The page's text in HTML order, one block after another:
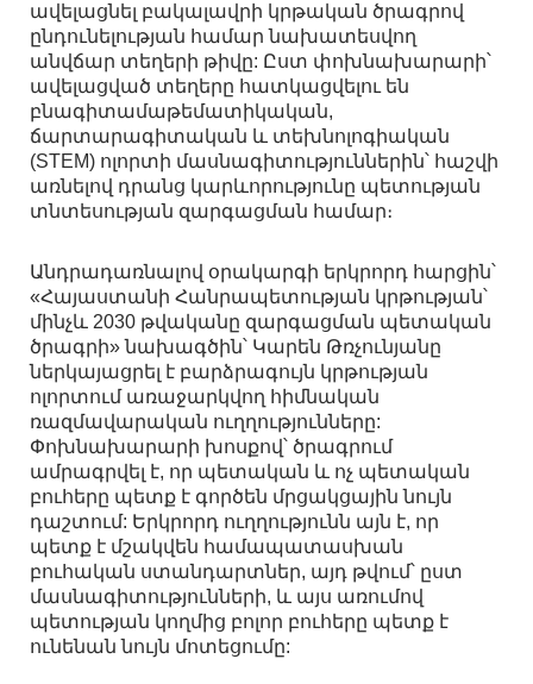
ավելացնել բակալավրի կրթական ծրագրով
ընդունելության համար նախատեսվող
անվճար տեղերի թիվը: Ըստ փոխնախարարի՝
ավելացված տեղերը հատկացվելու են
բնագիտամաթեմատիկական,
ճարտարագիտական և տեխնոլոգիական
(STEM) ոլորտի մասնագիտություններին՝ հաշվի
առնելով դրանց կարևորությունը պետության
տնտեսության զարգացման համար։
Անդրադառնալով օրակարգի երկրորդ հարցին՝
«Հայաստանի Հանրապետության կրթության՝
մինչև 2030 թվականը զարգացման պետական
ծրագրի» նախագծին՝ Կարեն Թռչունյանը
ներկայացրել է բարձրագույն կրթության
ոլորտում առաջարկվող հիմնական
ռազմավարական ուղղությունները:
Փոխնախարարի խոսքով՝ ծրագրում
ամրագրվել է, որ պետական և ոչ պետական
բուհերը պետք է գործեն մրցակցային նույն
դաշտում: Երկրորդ ուղղությունն այն է, որ
պետք է մշակվեն համապատասխան
բուհական ստանդարտներ, այդ թվում՝ ըստ
մասնագիտությունների, և այս առումով
պետության կողմից բոլոր բուհերը պետք է
ունենան նույն մոտեցումը: